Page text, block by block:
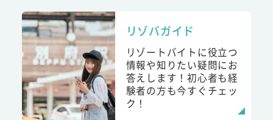
リゾバガイド
リゾートバイトに役立つ
情報や知りたい疑問にお
答えします！初心者も経
験者の方も今すぐチェッ
ク！